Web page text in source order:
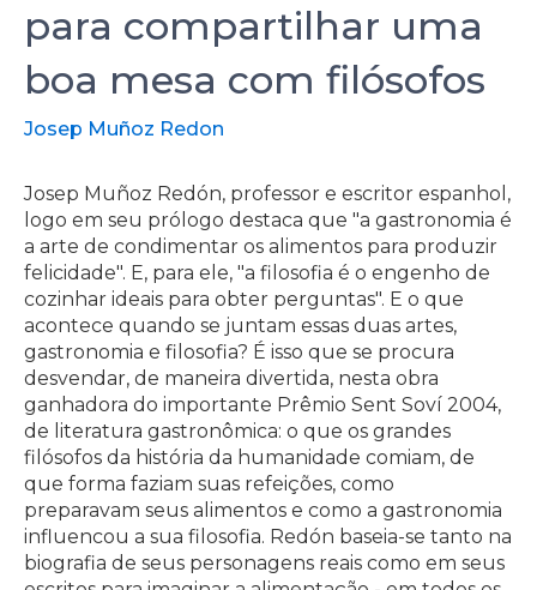
para compartilhar uma
boa mesa com filósofos
Josep Muñoz Redon
Josep Muñoz Redón, professor e escritor espanhol,
logo em seu prólogo destaca que "a gastronomia é
a arte de condimentar os alimentos para produzir
felicidade". E, para ele, "a filosofia é o engenho de
cozinhar ideais para obter perguntas". E o que
acontece quando se juntam essas duas artes,
gastronomia e filosofia? É isso que se procura
desvendar, de maneira divertida, nesta obra
ganhadora do importante Prêmio Sent Soví 2004,
de literatura gastronômica: o que os grandes
filósofos da história da humanidade comiam, de
que forma faziam suas refeições, como
preparavam seus alimentos e como a gastronomia
influencou a sua filosofia. Redón baseia-se tanto na
biografia de seus personagens reais como em seus